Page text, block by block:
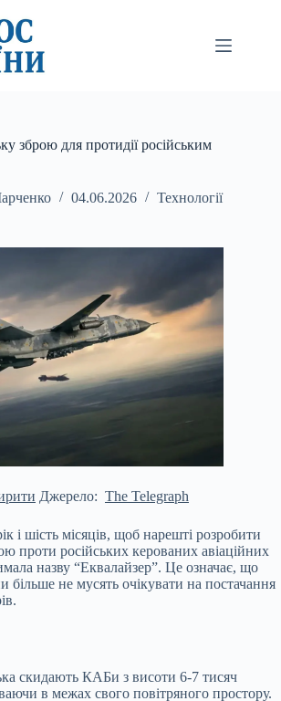
зброю для протидії російським
04.06.2026 Технології
Джерело: The Telegraph
і шість місяців, щоб нарешті розробити
проти російських керованих авіаційних
назву “Еквалайзер”. Це означає, що
більше не мусять очікувати на постачання
скидають КАБи з висоти 6-7 тисяч
в межах свого повітряного простору.